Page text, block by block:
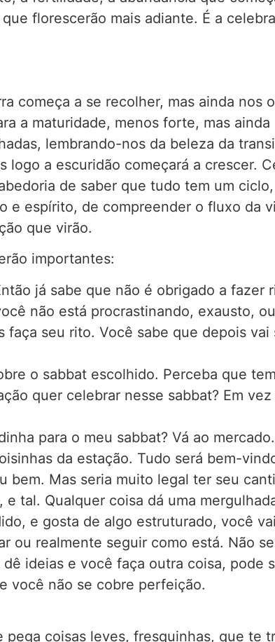
florescerão mais adiante. É a
começa a se recolher, mas ainda nos
a maturidade, menos forte, mas
lembrando-nos da beleza da
a escuridão começará a crescer.
de saber que tudo tem um
e espírito, de compreender o fluxo da
que virão.
importantes:
já sabe que não é obrigado a fazer
não está procrastinando, exausto,
faça seu rito. Você sabe que depois
o sabbat escolhido. Perceba que
quer celebrar nesse sabbat? Em
para o meu sabbat? Vá ao
da estação. Tudo será bem-
bem. Mas seria muito legal ter seu
tal. Qualquer coisa dá uma
e gosta de algo estruturado, você
ou realmente seguir como está. Não
ideias e você faça outra coisa, pode
você não se cobre perfeição.
coisas leves, fresquinhas, que te